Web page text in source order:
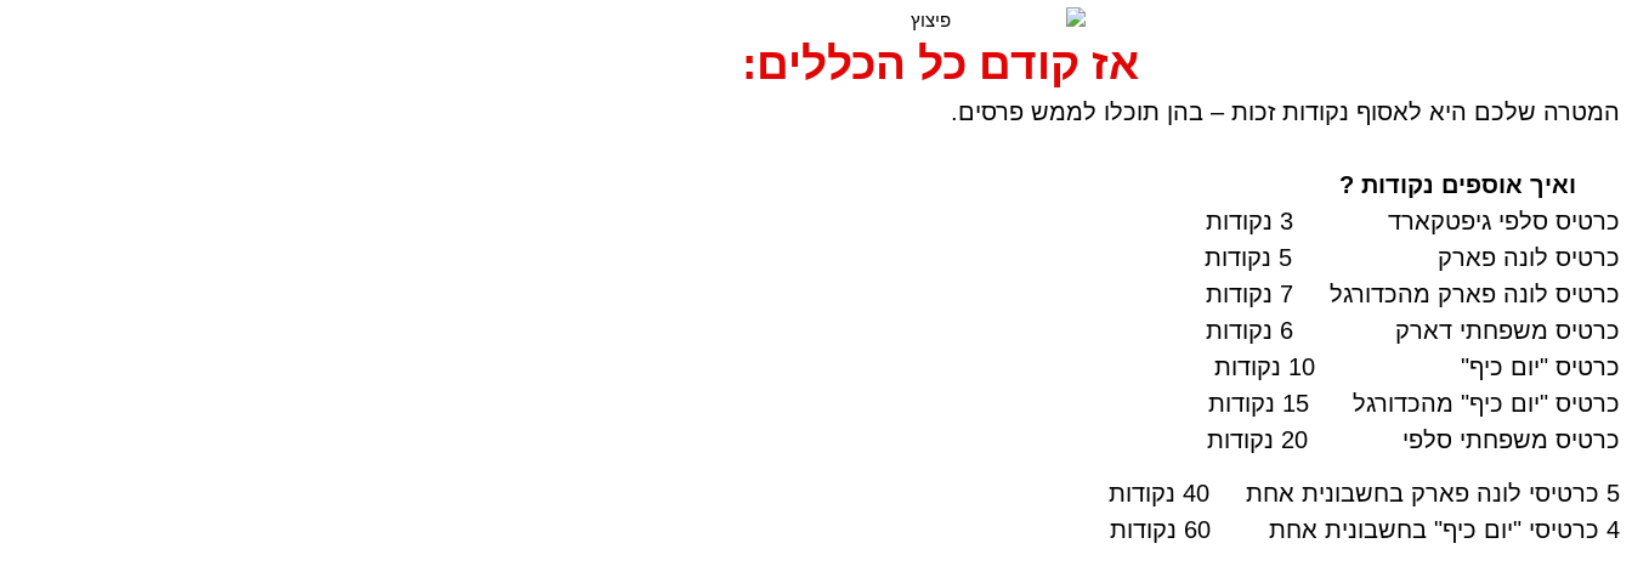
אז קודם כל הכללים:
המטרה שלכם היא לאסוף נקודות זכות – בהן תוכלו לממש פרסים.
ואיך אוספים נקודות ?
כרטיס סלפי גיפטקארד 3 נקודות
כרטיס לונה פארק 5 נקודות
כרטיס לונה פארק מהכדורגל 7 נקודות
כרטיס משפחתי דארק 6 נקודות
כרטיס "יום כיף" 10 נקודות
כרטיס "יום כיף" מהכדורגל 15 נקודות
כרטיס משפחתי סלפי 20 נקודות
5 כרטיסי לונה פארק בחשבונית אחת 40 נקודות
4 כרטיסי "יום כיף" בחשבונית אחת 60 נקודות